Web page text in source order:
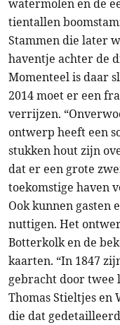
watermolen en de
tientallen
Stammen die later
haventje achter de
Momenteel is daar
2014 moet er een
verrijzen.
ontwerp heeft een
stukken hout zijn
dat er een grote
toekomstige haven
Ook kunnen gasten
nuttigen. Het
Botterkolk en de
kaarten. “In 1847
gebracht door twee
Thomas Stieltjes
die dat